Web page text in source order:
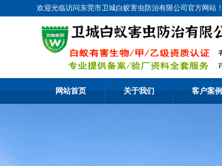
欢迎光临访问东莞市卫城白蚁害虫防治有限公司官方网站！
网站首页 关于我们 客户案例